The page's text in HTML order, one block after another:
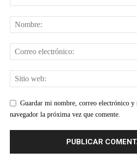
Guardar mi nombre, correo electrónico y
navegador la próxima vez que comente.